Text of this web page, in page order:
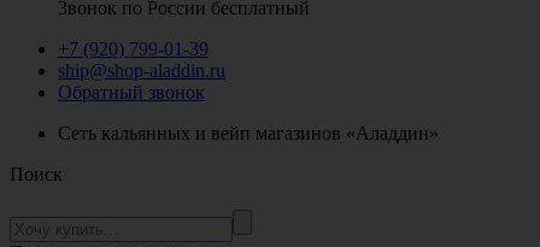
Звонок по России бесплатный
+7 (920) 799-01-39
ship@shop-aladdin.ru
Обратный звонок
Сеть кальянных и вейп магазинов «Аладдин»
Поиск